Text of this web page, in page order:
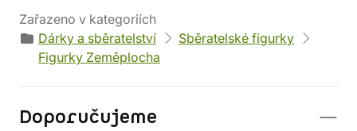
Zařazeno v kategoriích
Dárky a sběratelství
Sběratelské figurky
Figurky Zeměplocha
Doporučujeme